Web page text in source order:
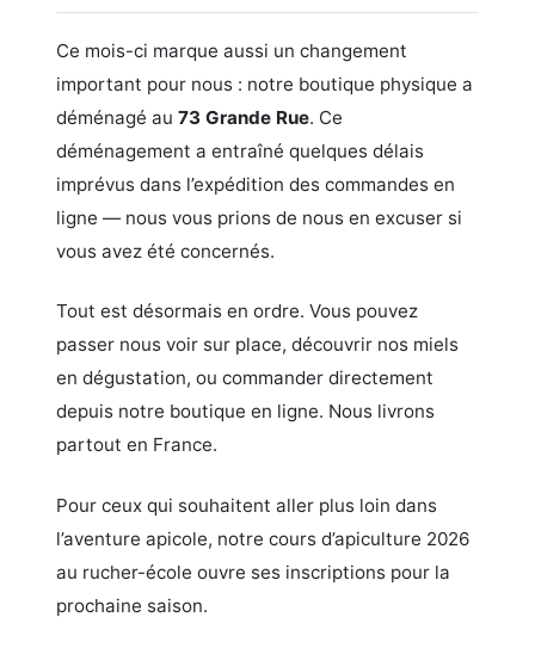
Ce mois-ci marque aussi un changement
important pour nous : notre boutique physique a
déménagé au 73 Grande Rue. Ce
déménagement a entraîné quelques délais
imprévus dans l’expédition des commandes en
ligne — nous vous prions de nous en excuser si
vous avez été concernés.
Tout est désormais en ordre. Vous pouvez
passer nous voir sur place, découvrir nos miels
en dégustation, ou commander directement
depuis notre boutique en ligne. Nous livrons
partout en France.
Pour ceux qui souhaitent aller plus loin dans
l’aventure apicole, notre cours d’apiculture 2026
au rucher-école ouvre ses inscriptions pour la
prochaine saison.